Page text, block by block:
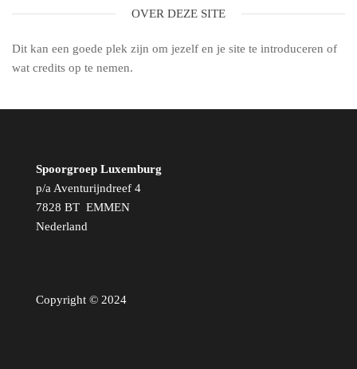
OVER DEZE SITE
Dit kan een goede plek zijn om jezelf en je site te introduceren of
wat credits op te nemen.
Spoorgroep Luxemburg
p/a Aventurijndreef 4
7828 BT EMMEN
Nederland
Copyright © 2024